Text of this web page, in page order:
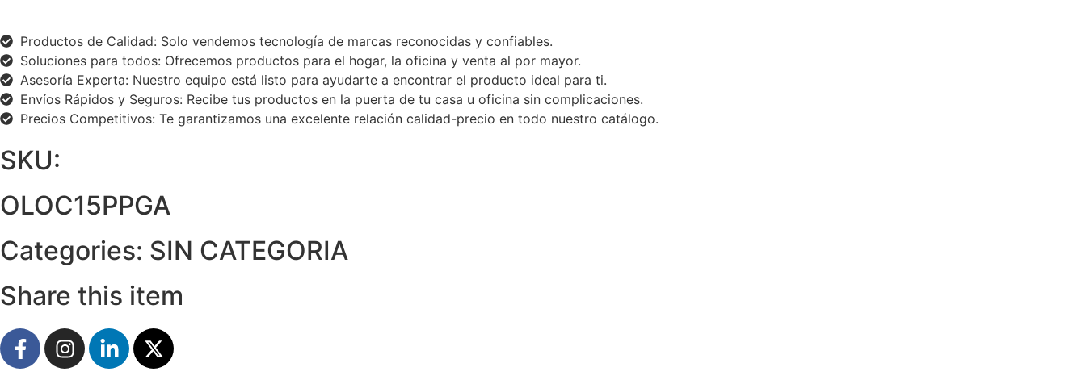
Productos de Calidad: Solo vendemos tecnología de marcas reconocidas y confiables.
Soluciones para todos: Ofrecemos productos para el hogar, la oficina y venta al por mayor.
Asesoría Experta: Nuestro equipo está listo para ayudarte a encontrar el producto ideal para ti.
Envíos Rápidos y Seguros: Recibe tus productos en la puerta de tu casa u oficina sin complicaciones.
Precios Competitivos: Te garantizamos una excelente relación calidad-precio en todo nuestro catálogo.
SKU:
OLOC15PPGA
Categories: SIN CATEGORIA
Share this item